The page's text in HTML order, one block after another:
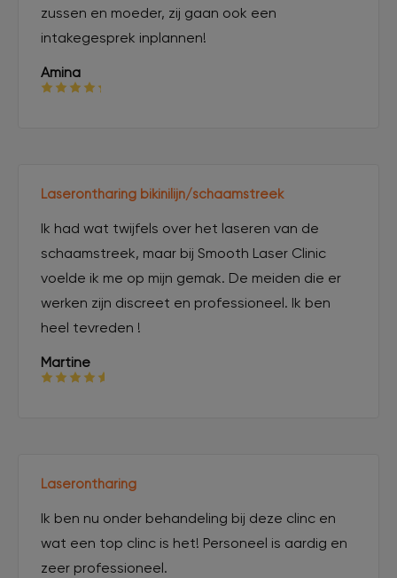
zussen en moeder, zij gaan ook een
intakegesprek inplannen!
Amina
Laserontharing bikinilijn/schaamstreek
Ik had wat twijfels over het laseren van de
schaamstreek, maar bij Smooth Laser Clinic
voelde ik me op mijn gemak. De meiden die er
werken zijn discreet en professioneel. Ik ben
heel tevreden !
Martine
Laserontharing
Ik ben nu onder behandeling bij deze clinc en
wat een top clinc is het! Personeel is aardig en
zeer professioneel.